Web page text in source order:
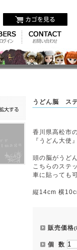
うどん脳 ス
香川県高松市
『うどん大使
頭の脳がうど
こちらのステ
車に貼っても
縦14cm 横
販売価格(
個 数